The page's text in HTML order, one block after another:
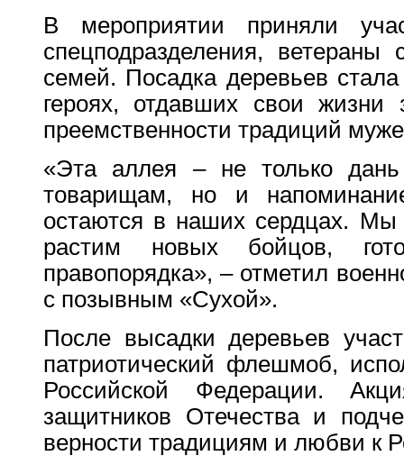
В мероприятии приняли
спецподразделения,
семей. Посадка деревьев
героях, отдавших свои жизни
преемственности традиций
«Эта аллея – не только
товарищам, но и
остаются в наших сердцах. Мы
растим новых бойцов,
правопорядка», – отметил
с позывным «Сухой».
После высадки деревьев
патриотический флешмоб,
Российской Федерации.
защитников Отечества и
верности традициям и любви к